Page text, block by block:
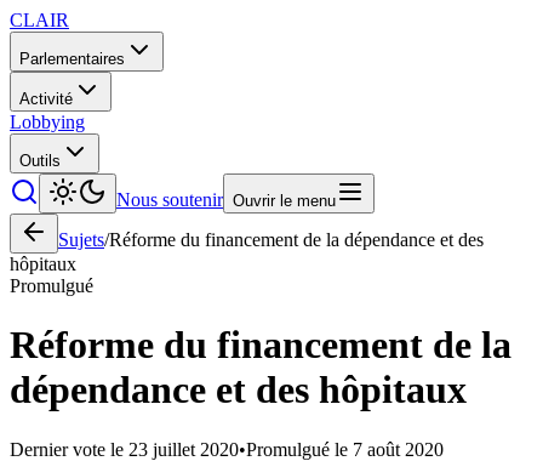
CLAIR
Parlementaires
Activité
Lobbying
Outils
Nous soutenir Ouvrir le menu
Sujets/Réforme du financement de la dépendance et des
hôpitaux
Promulgué
Réforme du financement de la
dépendance et des hôpitaux
Dernier vote le 23 juillet 2020•Promulgué le 7 août 2020